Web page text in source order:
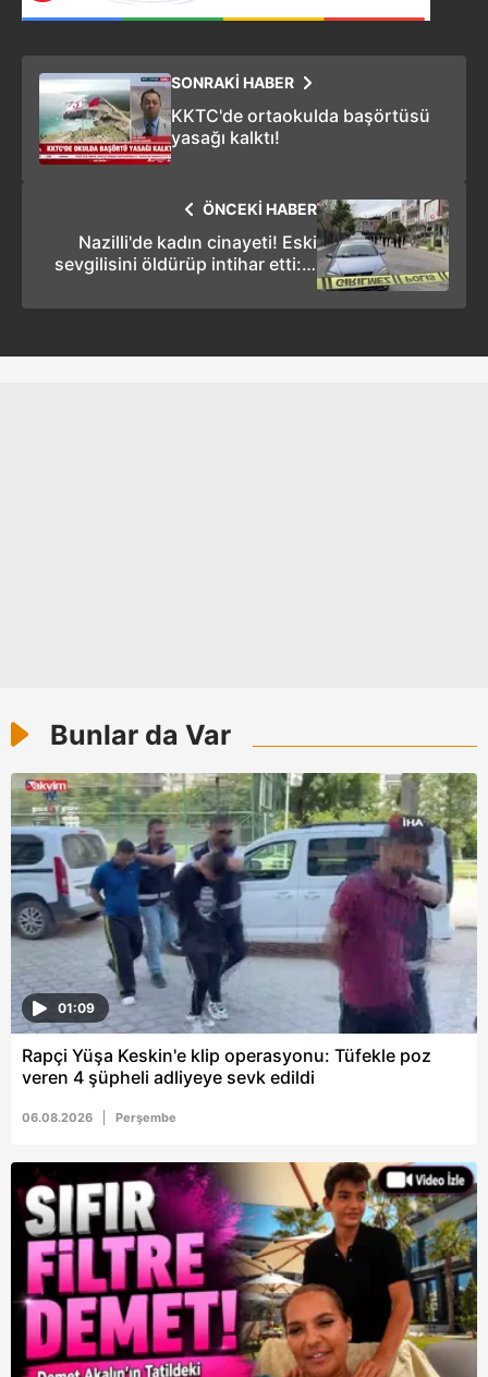
SONRAKİ HABER
KKTC'de ortaokulda başörtüsü
yasağı kalktı!
ÖNCEKİ HABER
Nazilli'de kadın cinayeti! Eski
sevgilisini öldürüp intihar etti: 2
Bunlar da Var
01:09
Rapçi Yüşa Keskin'e klip operasyonu: Tüfekle poz
veren 4 şüpheli adliyeye sevk edildi
06.08.2026 Perşembe